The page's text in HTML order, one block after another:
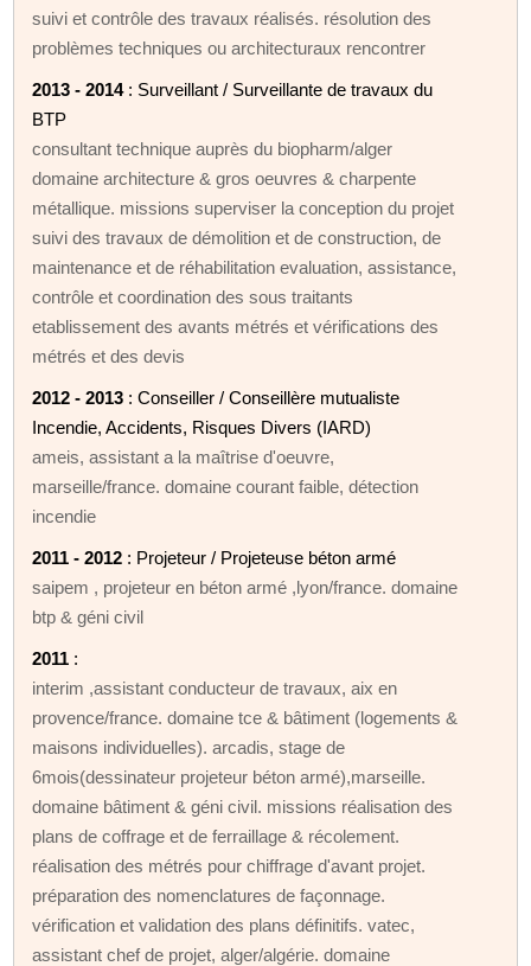
suivi et contrôle des travaux réalisés. résolution des
problèmes techniques ou architecturaux rencontrer
2013 - 2014: Surveillant / Surveillante de travaux du
BTP
consultant technique auprès du biopharm/alger
domaine architecture & gros oeuvres & charpente
métallique. missions superviser la conception du projet
suivi des travaux de démolition et de construction, de
maintenance et de réhabilitation evaluation, assistance,
contrôle et coordination des sous traitants
etablissement des avants métrés et vérifications des
métrés et des devis
2012 - 2013 : Conseiller / Conseillère mutualiste
Incendie, Accidents, Risques Divers (IARD)
ameis, assistant a la maîtrise d'oeuvre,
marseille/france. domaine courant faible, détection
incendie
2011 - 2012 : Projeteur / Projeteuse béton armé
saipem , projeteur en béton armé ,lyon/france. domaine
btp & géni civil
2011 :
interim ,assistant conducteur de travaux, aix en
provence/france. domaine tce & bâtiment (logements &
maisons individuelles). arcadis, stage de
6mois(dessinateur projeteur béton armé),marseille.
domaine bâtiment & géni civil. missions réalisation des
plans de coffrage et de ferraillage & récolement.
réalisation des métrés pour chiffrage d'avant projet.
préparation des nomenclatures de façonnage.
vérification et validation des plans définitifs. vatec,
assistant chef de projet, alger/algérie. domaine